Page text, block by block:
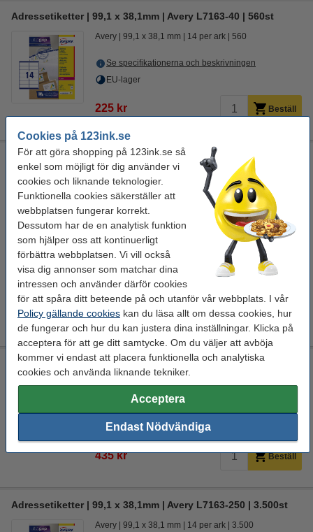
Cookies på 123ink.se
För att göra shopping på 123ink.se så
enkel som möjligt för dig använder vi
cookies och liknande teknologier.
Funktionella cookies säkerställer att
webbplatsen fungerar korrekt.
Dessutom har de en analytisk funktion
som hjälper oss att kontinuerligt
förbättra webbplatsen. Vi vill också
visa dig annonser som matchar dina
intressen och använder därför cookies
för att spåra ditt beteende på och utanför vår webbplats. I vår
Policy gällande cookies kan du läsa allt om dessa cookies, hur
de fungerar och hur du kan justera dina inställningar. Klicka på
acceptera för att ge ditt samtycke. Om du väljer att avböja
kommer vi endast att placera funktionella och analytiska
cookies och använda liknande tekniker.
Acceptera
Endast Nödvändiga
Adressetiketter | 99,1 x 38,1mm | Avery L7163-40 | 560st
Avery 99,1 x 38,1 mm 14 per ark 560
Se specifikationerna och beskrivningen
EU-lager
225 kr Beställ
Adressetiketter | 99,1 x 38,1mm | Avery J8163-100 | 1.400st
Avery adressetiketter 99,1 x 38,1 mm (LxB)
Se specifikationerna och beskrivningen
EU-lager
479 kr
Spara med varumärket 123ink!
Etiketter | 99,1 x 38,1mm | FSC® | 123ink | 1.400st
275 kr
Adressetiketter | 99,1 x 38,1mm | Avery L7163-100 | 1.400st
Avery adressetiketter vit 99,1 x 38,1 mm (LxB)
Se specifikationerna och beskrivningen
EU-lager
435 kr Beställ
Adressetiketter | 99,1 x 38,1mm | Avery L7163-250 | 3.500st
Avery 99,1 x 38,1 mm 14 per ark 3.500